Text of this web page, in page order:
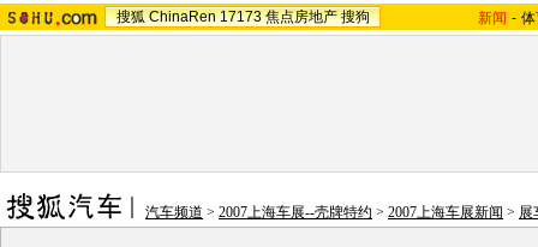
搜狐 ChinaRen 17173 焦点房地产 搜狗 新闻 -
汽车频道 > 2007上海车展--壳牌特约 > 2007上海车展新闻 > 展